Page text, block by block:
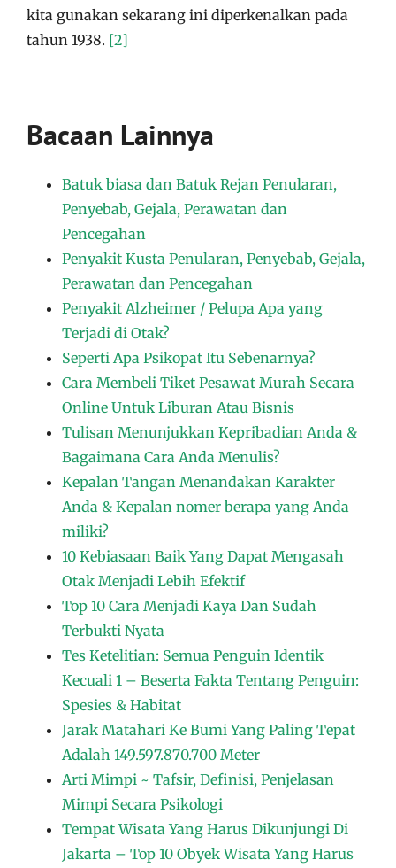
kita gunakan sekarang ini diperkenalkan pada
tahun 1938. [2]
Bacaan Lainnya
Batuk biasa dan Batuk Rejan Penularan,
Penyebab, Gejala, Perawatan dan
Pencegahan
Penyakit Kusta Penularan, Penyebab, Gejala,
Perawatan dan Pencegahan
Penyakit Alzheimer / Pelupa Apa yang
Terjadi di Otak?
Seperti Apa Psikopat Itu Sebenarnya?
Cara Membeli Tiket Pesawat Murah Secara
Online Untuk Liburan Atau Bisnis
Tulisan Menunjukkan Kepribadian Anda &
Bagaimana Cara Anda Menulis?
Kepalan Tangan Menandakan Karakter
Anda & Kepalan nomer berapa yang Anda
miliki?
10 Kebiasaan Baik Yang Dapat Mengasah
Otak Menjadi Lebih Efektif
Top 10 Cara Menjadi Kaya Dan Sudah
Terbukti Nyata
Tes Ketelitian: Semua Penguin Identik
Kecuali 1 – Beserta Fakta Tentang Penguin:
Spesies & Habitat
Jarak Matahari Ke Bumi Yang Paling Tepat
Adalah 149.597.870.700 Meter
Arti Mimpi ~ Tafsir, Definisi, Penjelasan
Mimpi Secara Psikologi
Tempat Wisata Yang Harus Dikunjungi Di
Jakarta – Top 10 Obyek Wisata Yang Harus